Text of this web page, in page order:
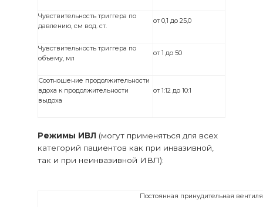
Чувствительность триггера по
давлению, см вод. ст.
от 0,1 до 25,0
Чувствительность триггера по
объему, мл
от 1 до 50
Соотношение продолжительности
вдоха к продолжительности
выдоха
от 1:12 до 10:1
Режимы ИВЛ (могут применяться для всех
категорий пациентов как при инвазивной,
так и при неинвазивной ИВЛ):
Постоянная принудительная